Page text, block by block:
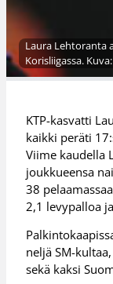
Laura Lehtoranta
Korisliigassa.
KTP-kasvatti
kaikki peräti
Viime kaudella
joukkueensa
38
2,1 levypalloa
neljä SM-
sekä kaksi